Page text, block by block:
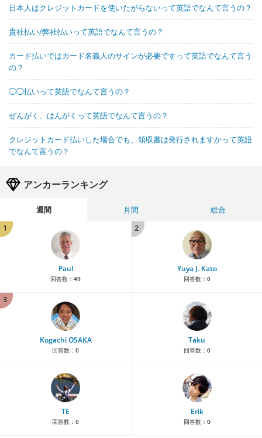
日本人はクレジットカードを使いたがらないって英語でなんて言うの？
貴社払い/弊社払いって英語でなんて言うの？
カード払いではカード名義人のサインが必要ですって英語でなんて言う
の？
◯◯払いって英語でなんて言うの？
ぜんがく、はんがくって英語でなんて言うの？
クレジットカード払いした場合でも、領収書は発行されますかって英語
でなんて言うの？
アンカーランキング
週間 月間
総合
1
Paul
回答数： 49
2
Yuya J. Kato
回答数： 0
3
Kogachi OSAKA
回答数： 0
Taku
回答数： 0
TE
回答数： 0
Erik
回答数： 0